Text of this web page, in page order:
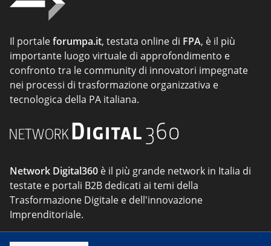
Il portaleforumpa.it, testata online di FPA, è il più
importante luogo virtuale di approfondimento e
confronto tra le community di innovatori impegnate
nei processi di trasformazione organizzativa e
tecnologica della PA italiana.
Network Digital360 è il più grande network in Italia di
testate e portali B2B dedicati ai temi della
Trasformazione Digitale e dell'innovazione
Imprenditoriale.